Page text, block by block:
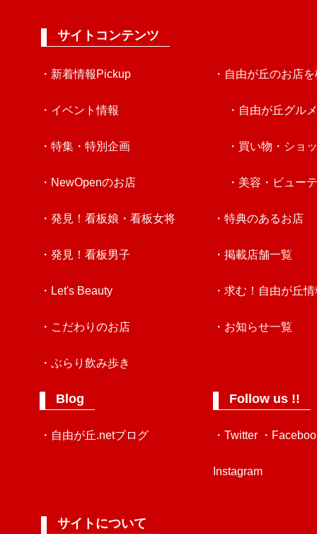
サイトコンテンツ
・新着情報Pickup
・イベント情報
・特集・特別企画
・NewOpenのお店
・発見！看板娘・看板女将
・発見！看板男子
・Let's Beauty
・こだわりのお店
・ぶらり飲み歩き
Blog
・自由が丘.netブログ
・自由が丘のお店
・自由が丘グルメ
・買い物・ショ
・美容・ビュー
・特典のあるお店
・掲載店舗一覧
・求む！自由が丘
・お知らせ一覧
Follow us !!
・Twitter ・
Instagram
サイトについて